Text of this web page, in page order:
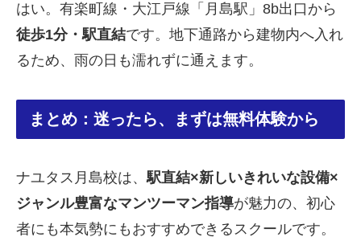
はい。有楽町線・大江戸線「月島駅」8b出口から
徒歩1分・駅直結です。地下通路から建物内へ入れ
るため、雨の日も濡れずに通えます。
まとめ：迷ったら、まずは無料体験から
ナユタス月島校は、駅直結×新しいきれいな設備×
ジャンル豊富なマンツーマン指導が魅力の、初心
者にも本気勢にもおすすめできるスクールです。